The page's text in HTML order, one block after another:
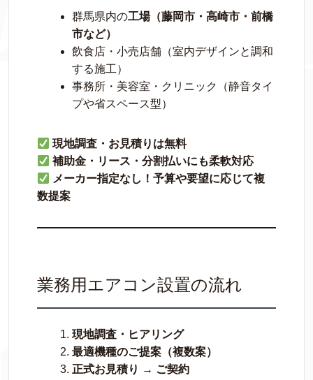
群馬県内の工場（藤岡市・高崎市・前橋
市など）
飲食店・小売店舗（室内デザインと調和
する施工）
事務所・美容室・クリニック（静音タイ
プや省スペース型）
現地調査・お見積りは無料
補助金・リース・分割払いにも柔軟対応
メーカー指定なし！予算や要望に応じて複
数提案
業務用エアコン設置の流れ
現地調査・ヒアリング
最適機種のご提案（複数案）
正式お見積り → ご契約